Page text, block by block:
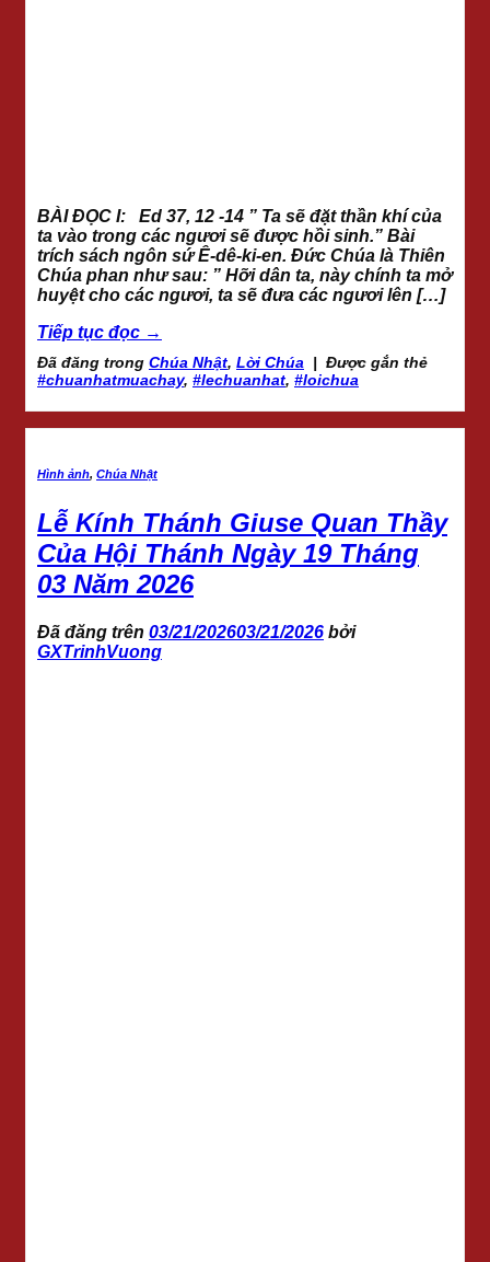
BÀI ĐỌC I: Ed 37, 12 -14 ” Ta sẽ đặt thần khí của
ta vào trong các ngươi sẽ được hồi sinh.” Bài
trích sách ngôn sứ Ê-dê-ki-en. Đức Chúa là Thiên
Chúa phan như sau: ” Hỡi dân ta, này chính ta mở
huyệt cho các ngươi, ta sẽ đưa các ngươi lên […]
Tiếp tục đọc →
Đã đăng trong Chúa Nhật, Lời Chúa | Được gắn thẻ
#chuanhatmuachay, #lechuanhat, #loichua
Hình ảnh, Chúa Nhật
Lễ Kính Thánh Giuse Quan Thầy
Của Hội Thánh Ngày 19 Tháng
03 Năm 2026
Đã đăng trên 03/21/202603/21/2026 bởi
GXTrinhVuong